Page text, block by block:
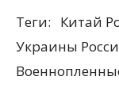
Теги:
Китай
Украины